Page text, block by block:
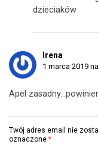
dzieciaków
Irena
1 marca 2019
Apel
Twój adres email nie
oznaczone *